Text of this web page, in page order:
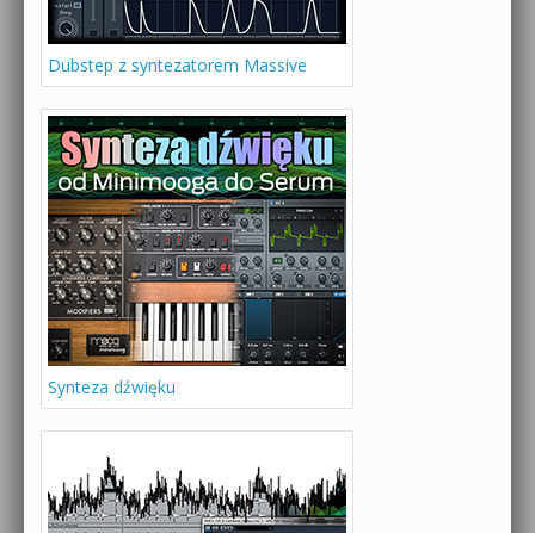
Dubstep z syntezatorem Massive
Synteza dźwięku